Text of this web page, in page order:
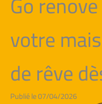
votre
de rêve
Publié le 07/04/2026